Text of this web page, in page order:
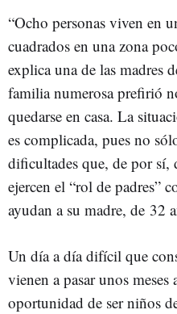
“Ocho personas viven en
cuadrados en una zona
explica una de las madres
familia numerosa prefirió
quedarse en casa. La
es complicada, pues no
dificultades que, de por sí,
ejercen el “rol de padres”
ayudan a su madre, de 32
Un día a día difícil que
vienen a pasar unos
oportunidad de ser niños